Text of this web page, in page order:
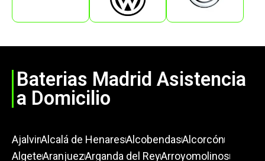
Baterias Madrid Asistencia
a Domicilio
AjalvirAlcalá de HenaresAlcobendasAlcorcón
AlgeteAranjuezArganda del ReyArroyomolinos